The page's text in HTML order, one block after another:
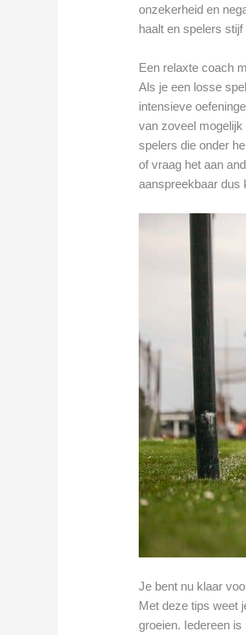
onzekerheid en
haalt en spelers
Een relaxte coach
Als je een losse
intensieve
van zoveel
spelers die onder
of vraag het aan
aanspreekbaar dus
Je bent nu klaar
Met deze tips weet
groeien. Iedereen